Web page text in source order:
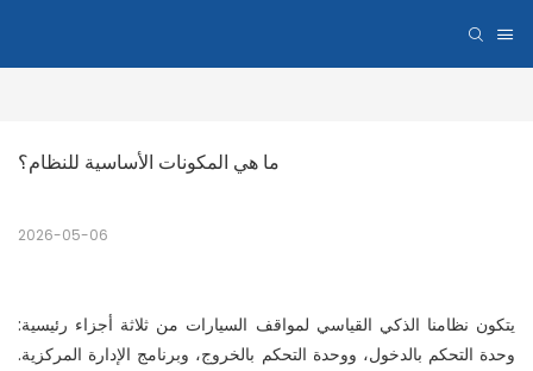
ما هي المكونات الأساسية للنظام؟
2026-05-06
يتكون نظامنا الذكي القياسي لمواقف السيارات من ثلاثة أجزاء رئيسية:
وحدة التحكم بالدخول، ووحدة التحكم بالخروج، وبرنامج الإدارة المركزية.